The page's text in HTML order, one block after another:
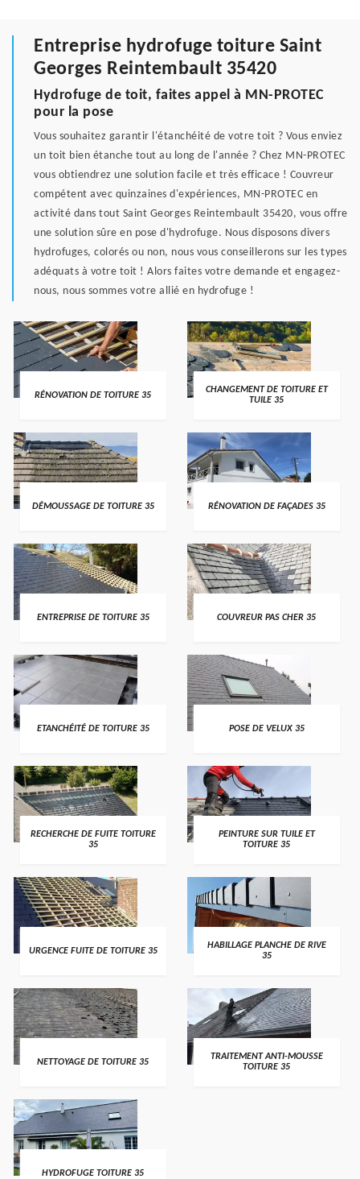
Entreprise hydrofuge toiture Saint
Georges Reintembault 35420
Hydrofuge de toit, faites appel à MN-PROTEC
pour la pose
Vous souhaitez garantir l'étanchéité de votre toit ? Vous enviez
un toit bien étanche tout au long de l'année ? Chez MN-PROTEC
vous obtiendrez une solution facile et très efficace ! Couvreur
compétent avec quinzaines d'expériences, MN-PROTEC en
activité dans tout Saint Georges Reintembault 35420, vous offre
une solution sûre en pose d'hydrofuge. Nous disposons divers
hydrofuges, colorés ou non, nous vous conseillerons sur les types
adéquats à votre toit ! Alors faites votre demande et engagez-
nous, nous sommes votre allié en hydrofuge !
RÉNOVATION DE TOITURE 35
CHANGEMENT DE TOITURE ET
TUILE 35
DÉMOUSSAGE DE TOITURE 35 RÉNOVATION DE FAÇADES 35
ENTREPRISE DE TOITURE 35 COUVREUR PAS CHER 35
ETANCHÉITÉ DE TOITURE 35 POSE DE VELUX 35
RECHERCHE DE FUITE TOITURE
35
PEINTURE SUR TUILE ET
TOITURE 35
URGENCE FUITE DE TOITURE 35
HABILLAGE PLANCHE DE RIVE
35
NETTOYAGE DE TOITURE 35
TRAITEMENT ANTI-MOUSSE
TOITURE 35
HYDROFUGE TOITURE 35